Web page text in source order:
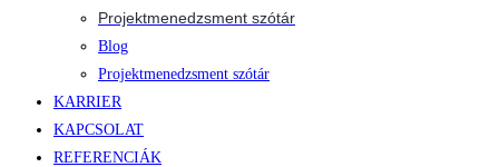
Projektmenedzsment szótár
Blog
Projektmenedzsment szótár
KARRIER
KAPCSOLAT
REFERENCIÁK